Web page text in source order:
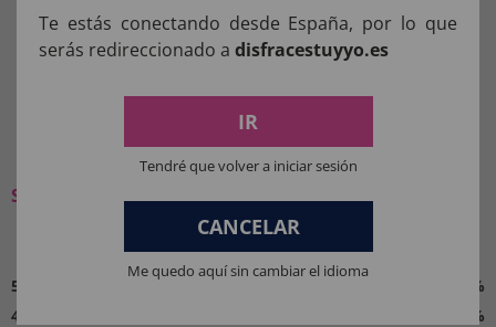
Manter longe do fogo.
O QUE OS NOSSOS CLIENTES
PENSAM:
Seja o primeiro a deixar a sua opinião
5 estrelas
0%
4 estrelas
0%
Te estás conectando desde España, por lo que
serás redireccionado a disfracestuyyo.es
IR
Tendré que volver a iniciar sesión
CANCELAR
Me quedo aquí sin cambiar el idioma